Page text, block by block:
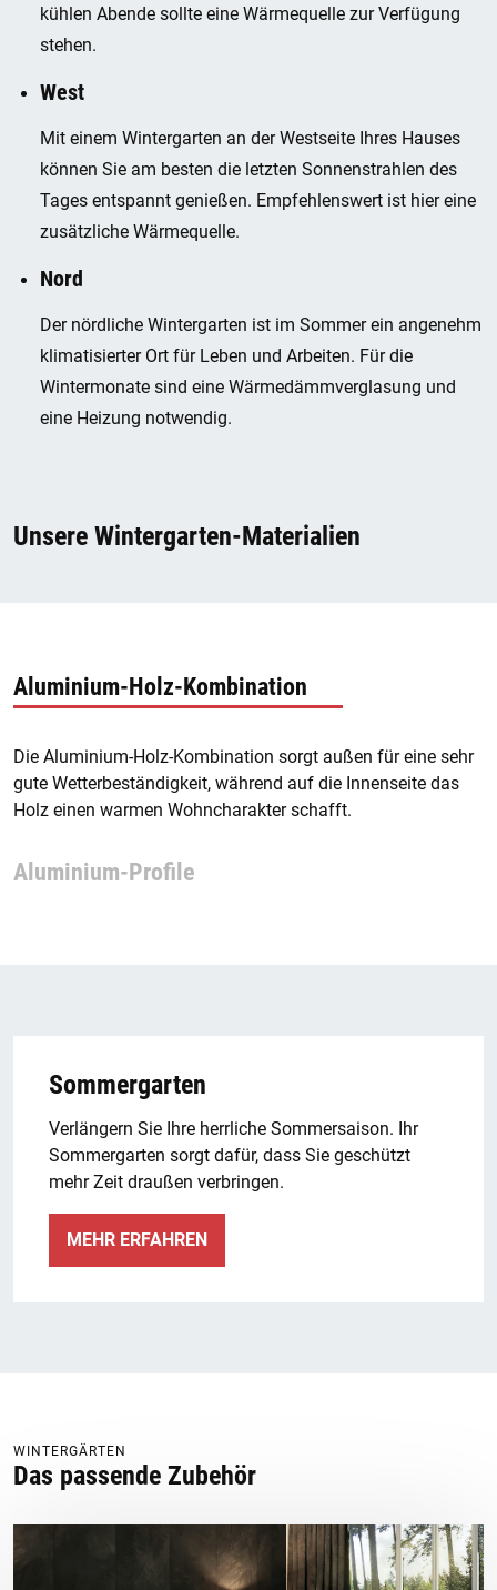
kühlen Abende sollte eine Wärmequelle zur Verfügung
stehen.
West
Mit einem Wintergarten an der Westseite Ihres Hauses
können Sie am besten die letzten Sonnenstrahlen des
Tages entspannt genießen. Empfehlenswert ist hier eine
zusätzliche Wärmequelle.
Nord
Der nördliche Wintergarten ist im Sommer ein angenehm
klimatisierter Ort für Leben und Arbeiten. Für die
Wintermonate sind eine Wärmedämmverglasung und
eine Heizung notwendig.
Unsere Wintergarten-Materialien
Aluminium-Holz-Kombination
Die Aluminium-Holz-Kombination sorgt außen für eine sehr
gute Wetterbeständigkeit, während auf die Innenseite das
Holz einen warmen Wohncharakter schafft.
Aluminium-Profile
Sommergarten
Verlängern Sie Ihre herrliche Sommersaison. Ihr
Sommergarten sorgt dafür, dass Sie geschützt
mehr Zeit draußen verbringen.
MEHR ERFAHREN
WINTERGÄRTEN
Das passende Zubehör